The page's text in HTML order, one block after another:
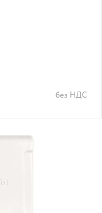
без НДС